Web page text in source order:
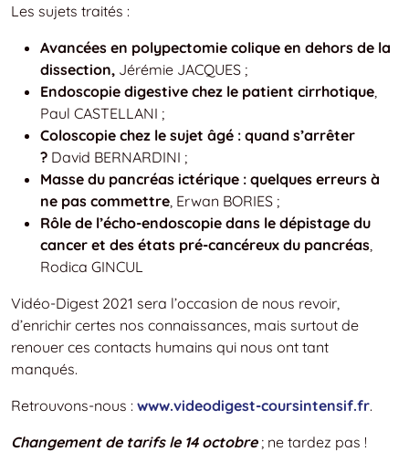
Les sujets traités :
Avancées en polypectomie colique en dehors de la
dissection, Jérémie JACQUES ;
Endoscopie digestive chez le patient cirrhotique
Paul CASTELLANI ;
Coloscopie chez le sujet âgé : quand s’arrêter
? David BERNARDINI ;
Masse du pancréas ictérique : quelques erreurs à
ne pas commettre , Erwan BORIES ;
Rôle de l’écho-endoscopie dans le dépistage du
cancer et des états pré-cancéreux du pancréas
Rodica GINCUL
Vidéo-Digest 2021 sera l’occasion de nous revoir,
d’enrichir certes nos connaissances, mais surtout de
renouer ces contacts humains qui nous ont tant
manqués.
Retrouvons-nous : www.videodigest-coursintensif.fr.
Changement de tarifs le 14 octobre; ne tardez pas !